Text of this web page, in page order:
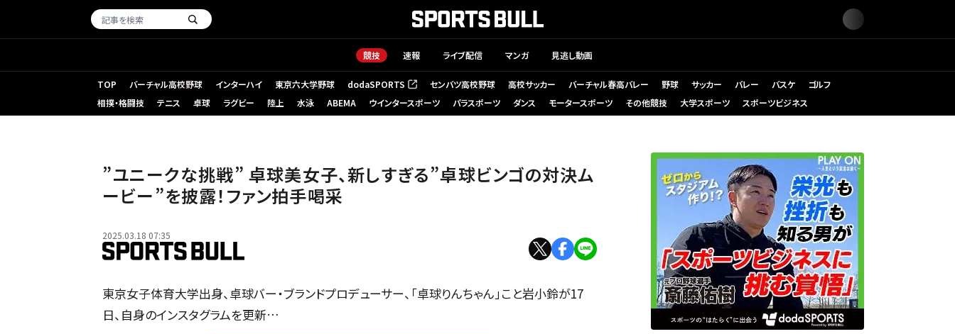
競技 速報 ライブ配信 マンガ 見逃し動画
TOP バーチャル高校野球 インターハイ 東京六大学野球 dodaSPORTS
（新しいタブで開く） センバツ高校野球 高校サッカー バーチャル春高バレー 野球 サッカー バレー バスケ
ゴルフ
相撲・格闘技
テニス 卓球 ラグビー 陸上 水泳 ABEMA ウインタースポーツ パラスポーツ ダンス モータースポーツ その他競技 大学スポーツ スポーツビジネス
”ユニークな挑戦” 卓球美女子、新しすぎる”卓球ビンゴの対決ム
ービー”を披露！ファン拍手喝采
2025.03.18 07:35
東京女子体育大学出身、卓球バー・ブランドプロデューサー、「卓球りんちゃん」こと岩小鈴が17
日、自身のインスタグラムを更新…